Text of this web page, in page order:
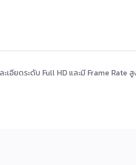
อียดระดับ Full HD และมี Frame Rate